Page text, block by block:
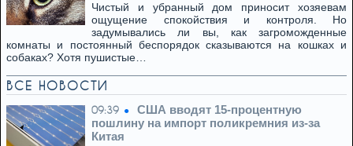
Чистый и убранный дом приносит хозяевам
ощущение спокойствия и контроля. Но
задумывались ли вы, как загроможденные
комнаты и постоянный беспорядок сказываются на кошках и
собаках? Хотя пушистые…
ВСЕ НОВОСТИ
09:39
США вводят 15-процентную
пошлину на импорт поликремния из-за
Китая